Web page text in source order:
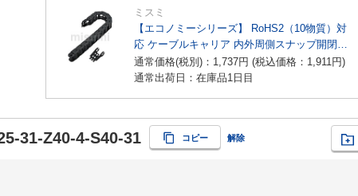
ミスミ
【エコノミーシリーズ】 RoHS2（10物質）対
応 ケーブルキャリア 内外周側スナップ開閉タ
イプ
通常価格(税別)： 1,737円 (税込価格： 1,911円)
通常出荷日：在庫品1日目
31-Z40-4-S40-31 コピー 解除